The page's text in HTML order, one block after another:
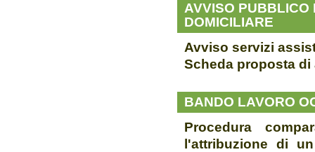
AVVISO PUBBLICO
DOMICILIARE
Avviso servizi
Scheda proposta di
BANDO LAVORO
Procedura
l'attribuzione di